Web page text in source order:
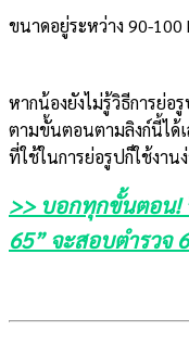
ขนาดอยู่ระหว่าง 90-100
หากน้องยังไม่รู้วิธีการย่อ
ตามขั้นตอนตามลิงก์นี้ได้
ที่ใช้ในการย่อรูปก็ใช้งาน
>> บอกทุกขั้นตอน!
65” จะสอบตํารวจ